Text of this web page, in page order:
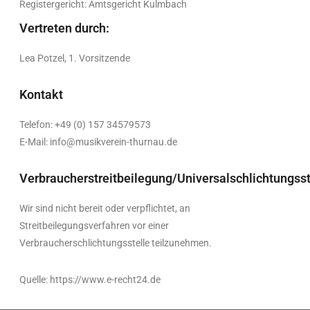
Registergericht: Amtsgericht Kulmbach
Vertreten durch:
Lea Potzel, 1. Vorsitzende
Kontakt
Telefon: +49 (0) 157 34579573
E-Mail: info@musikverein-thurnau.de
Verbraucherstreitbeilegung/
Wir sind nicht bereit oder verpflichtet, an
Streitbeilegungsverfahren vor einer
Verbraucherschlichtungsstelle teilzunehmen.
Quelle: https://www.e-recht24.de